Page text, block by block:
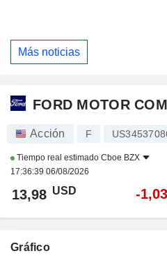
Más noticias
FORD MOTOR
Acción F
Tiempo real estimado Cboe BZX
17:36:39 06/08/2026
13,98 USD -
Gráfico